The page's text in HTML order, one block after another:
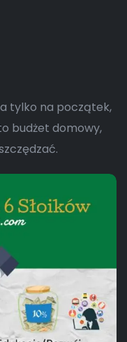
tylko na początek,
budżet domowy,